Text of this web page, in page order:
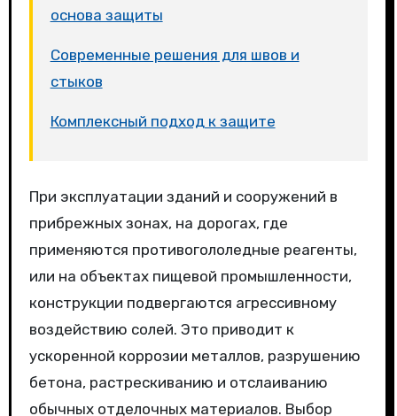
основа защиты
Современные решения для швов и
стыков
Комплексный подход к защите
При эксплуатации зданий и сооружений в
прибрежных зонах, на дорогах, где
применяются противогололедные реагенты,
или на объектах пищевой промышленности,
конструкции подвергаются агрессивному
воздействию солей. Это приводит к
ускоренной коррозии металлов, разрушению
бетона, растрескиванию и отслаиванию
обычных отделочных материалов. Выбор